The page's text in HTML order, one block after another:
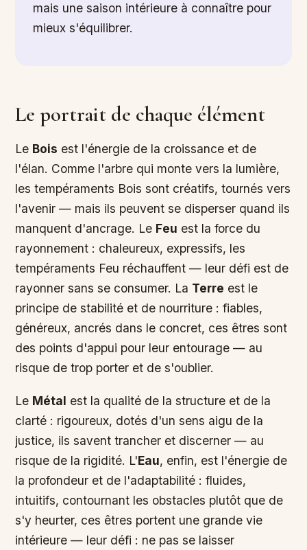
mais une saison intérieure à connaître pour
mieux s'équilibrer.
Le portrait de chaque élément
Le Bois est l'énergie de la croissance et de
l'élan. Comme l'arbre qui monte vers la lumière,
les tempéraments Bois sont créatifs, tournés vers
l'avenir — mais ils peuvent se disperser quand ils
manquent d'ancrage. Le Feu est la force du
rayonnement : chaleureux, expressifs, les
tempéraments Feu réchauffent — leur défi est de
rayonner sans se consumer. La Terre est le
principe de stabilité et de nourriture : fiables,
généreux, ancrés dans le concret, ces êtres sont
des points d'appui pour leur entourage — au
risque de trop porter et de s'oublier.
Le Métal est la qualité de la structure et de la
clarté : rigoureux, dotés d'un sens aigu de la
justice, ils savent trancher et discerner — au
risque de la rigidité. L'Eau, enfin, est l'énergie de
la profondeur et de l'adaptabilité : fluides,
intuitifs, contournant les obstacles plutôt que de
s'y heurter, ces êtres portent une grande vie
intérieure — leur défi : ne pas se laisser